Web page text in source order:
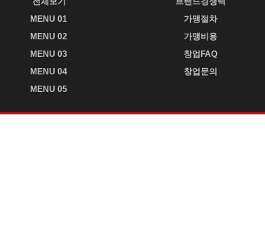
MENU 01
MENU 02
MENU 03
MENU 04
MENU 05
가맹절차
가맹비용
창업FAQ
창업문의